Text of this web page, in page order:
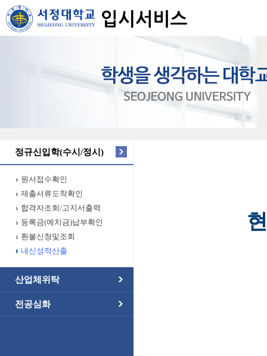
정규신입학(수시/정시)
원서접수확인
제출서류도착확인
합격자조회/고지서출력
등록금(예치금)납부확인
환불신청및조회
내신성적산출
산업체위탁
전공심화